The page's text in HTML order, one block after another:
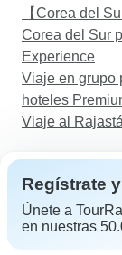
【Corea del
Corea del Sur
Experience
Viaje en grupo
hoteles
Viaje al
Ayuda
Regístrate
Únete a
en nuestras